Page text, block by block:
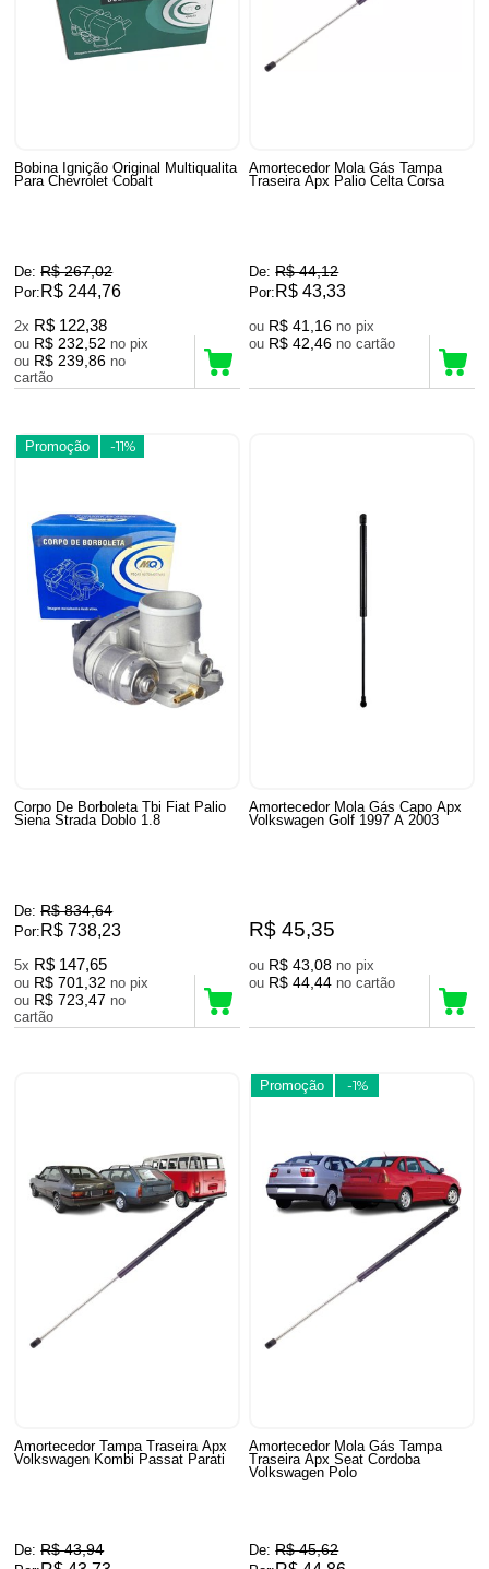
Bobina Ignição Original Multiqualita
Para Chevrolet Cobalt
De: R$ 267,02
Por: R$ 244,76
2x R$ 122,38
ou R$ 232,52
no pix
ou R$ 239,86 no
cartão
Amortecedor Mola Gás Tampa
Traseira Apx Palio Celta Corsa
De: R$ 44,12
Por: R$ 43,33
ou R$ 41,16
no pix
ou R$ 42,46 no cartão
Promoção -11%
Corpo De Borboleta Tbi Fiat Palio
Siena Strada Doblo 1.8
De: R$ 834,64
Por: R$ 738,23
5x R$ 147,65
ou R$ 701,32
no pix
ou R$ 723,47 no
cartão
Amortecedor Mola Gás Capo Apx
Volkswagen Golf 1997 A 2003
R$ 45,35
ou R$ 43,08
no pix
ou R$ 44,44 no cartão
Amortecedor Tampa Traseira Apx
Volkswagen Kombi Passat Parati
De: R$ 43,94
Promoção -1%
Amortecedor Mola Gás Tampa
Traseira Apx Seat Cordoba
Volkswagen Polo
De: R$ 45,62